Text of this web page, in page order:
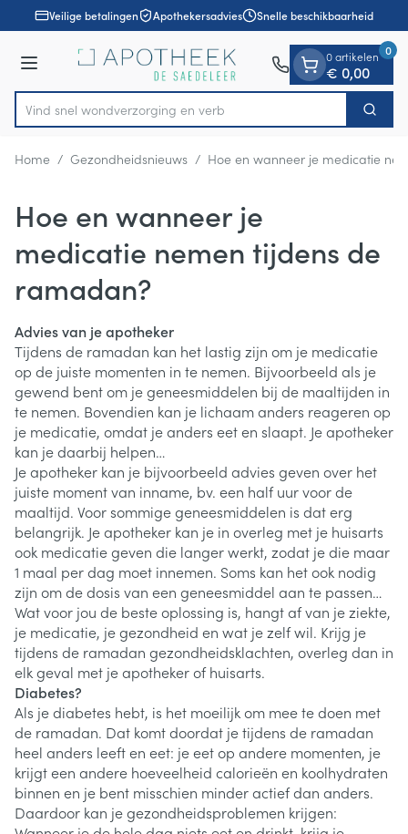
Ga naar de inhoud
1 van 1Veilige betalingen Apothekersadvies Snelle beschikbaarheid
Menu
Product, merk, categorie...
Vind snel wondverzorging en Zoek
0 artikelen
€ 0,00
0
Home / Gezondheidsnieuws / Hoe en wanneer je medicatie
Hoe en wanneer je
medicatie nemen tijdens de
ramadan?
Advies van je apotheker
Tijdens de ramadan kan het lastig zijn om je medicatie
op de juiste momenten in te nemen. Bijvoorbeeld als je
gewend bent om je geneesmiddelen bij de maaltijden in
te nemen. Bovendien kan je lichaam anders reageren op
je medicatie, omdat je anders eet en slaapt. Je apotheker
kan je daarbij helpen…
Je apotheker kan je bijvoorbeeld advies geven over het
juiste moment van inname, bv. een half uur voor de
maaltijd. Voor sommige geneesmiddelen is dat erg
belangrijk. Je apotheker kan je in overleg met je huisarts
ook medicatie geven die langer werkt, zodat je die maar
1 maal per dag moet innemen. Soms kan het ook nodig
zijn om de dosis van een geneesmiddel aan te passen…
Wat voor jou de beste oplossing is, hangt af van je ziekte,
je medicatie, je gezondheid en wat je zelf wil. Krijg je
tijdens de ramadan gezondheidsklachten, overleg dan in
elk geval met je apotheker of huisarts.
Diabetes?
Als je diabetes hebt, is het moeilijk om mee te doen met
de ramadan. Dat komt doordat je tijdens de ramadan
heel anders leeft en eet: je eet op andere momenten, je
krijgt een andere hoeveelheid calorieën en koolhydraten
binnen en je bent misschien minder actief dan anders.
Daardoor kan je gezondheidsproblemen krijgen: